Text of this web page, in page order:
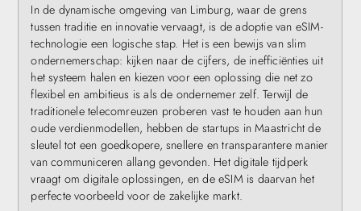
In de dynamische omgeving van Limburg, waar de grens
tussen traditie en innovatie vervaagt, is de adoptie van eSIM-
technologie een logische stap. Het is een bewijs van slim
ondernemerschap: kijken naar de cijfers, de inefficiënties uit
het systeem halen en kiezen voor een oplossing die net zo
flexibel en ambitieus is als de ondernemer zelf. Terwijl de
traditionele telecomreuzen proberen vast te houden aan hun
oude verdienmodellen, hebben de startups in Maastricht de
sleutel tot een goedkopere, snellere en transparantere manier
van communiceren allang gevonden. Het digitale tijdperk
vraagt om digitale oplossingen, en de eSIM is daarvan het
perfecte voorbeeld voor de zakelijke markt.